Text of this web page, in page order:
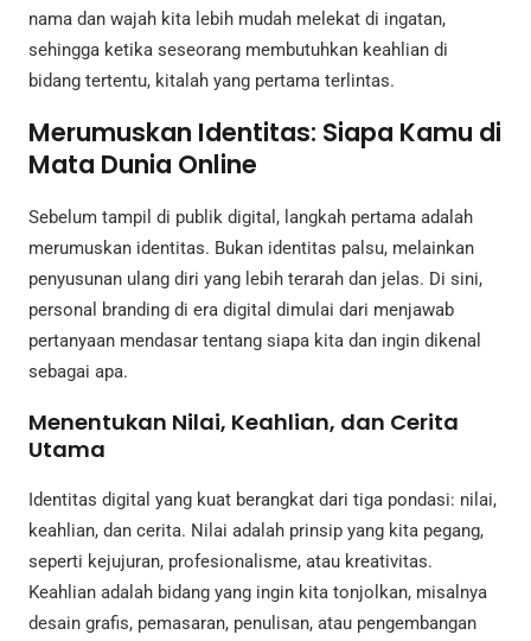
nama dan wajah kita lebih mudah melekat di ingatan,
sehingga ketika seseorang membutuhkan keahlian di
bidang tertentu, kitalah yang pertama terlintas.
Merumuskan Identitas: Siapa Kamu di
Mata Dunia Online
Sebelum tampil di publik digital, langkah pertama adalah
merumuskan identitas. Bukan identitas palsu, melainkan
penyusunan ulang diri yang lebih terarah dan jelas. Di sini,
personal branding di era digital dimulai dari menjawab
pertanyaan mendasar tentang siapa kita dan ingin dikenal
sebagai apa.
Menentukan Nilai, Keahlian, dan Cerita
Utama
Identitas digital yang kuat berangkat dari tiga pondasi: nilai,
keahlian, dan cerita. Nilai adalah prinsip yang kita pegang,
seperti kejujuran, profesionalisme, atau kreativitas.
Keahlian adalah bidang yang ingin kita tonjolkan, misalnya
desain grafis, pemasaran, penulisan, atau pengembangan